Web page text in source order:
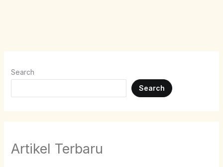
Search
Search
Artikel Terbaru